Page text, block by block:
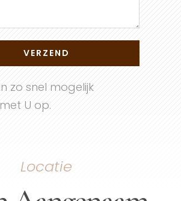
zo snel mogelijk
U op.
Locatie